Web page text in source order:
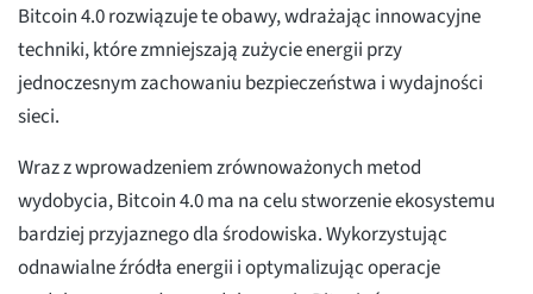
Bitcoin 4.0 rozwiązuje te obawy, wdrażając innowacyjne
techniki, które zmniejszają zużycie energii przy
jednoczesnym zachowaniu bezpieczeństwa i wydajności
sieci.
Wraz z wprowadzeniem zrównoważonych metod
wydobycia, Bitcoin 4.0 ma na celu stworzenie ekosystemu
bardziej przyjaznego dla środowiska. Wykorzystując
odnawialne źródła energii i optymalizując operacje